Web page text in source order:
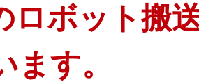
ロボット搬
ます。